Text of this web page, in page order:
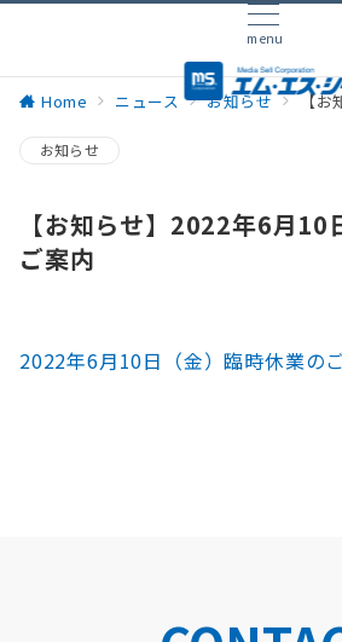
menu
Home ニュース お知らせ 【お知ら
お知らせ
【お知らせ】2022年6月10
ご案内
2022年6月10日（金）臨時休業の